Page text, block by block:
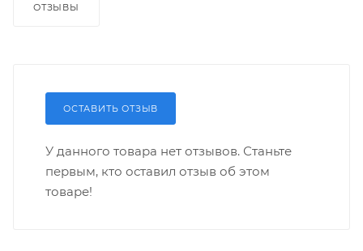
ОТЗЫВЫ
ОСТАВИТЬ ОТЗЫВ
У данного товара нет отзывов. Станьте
первым, кто оставил отзыв об этом
товаре!